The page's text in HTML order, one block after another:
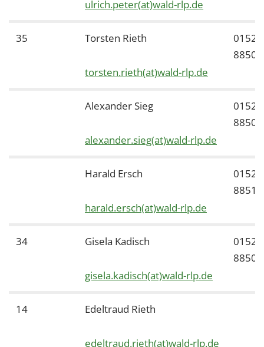
ulrich.peter(at)wald-rlp.de
35 Torsten Rieth
torsten.rieth(at)wald-rlp.de
Alexander Sieg
alexander.sieg(at)wald-rlp.de
Harald Ersch
harald.ersch(at)wald-rlp.de
34 Gisela Kadisch
gisela.kadisch(at)wald-rlp.de
14 Edeltraud Rieth
edeltraud.rieth(at)wald-rlp.de